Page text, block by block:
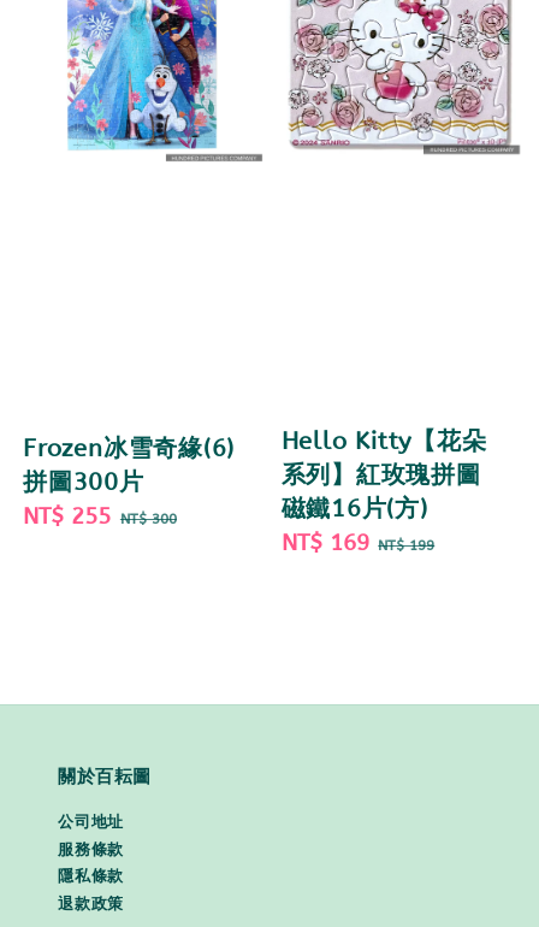
Frozen冰雪奇緣(6)
拼圖300片
Sale
NT$ 255 Regular
NT$ 300
Hello Kitty【花朵
系列】紅玫瑰拼圖
磁鐵16片(方)
Sale
NT$ 169 Regular
NT$ 199
關於百耘圖
公司地址
服務條款
隱私條款
退款政策